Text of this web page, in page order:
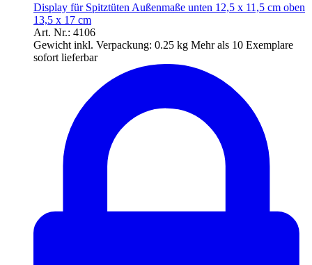
Display für Spitztüten Außenmaße unten 12,5 x 11,5 cm oben
13,5 x 17 cm
Art. Nr.: 4106
Gewicht inkl. Verpackung: 0.25 kg Mehr als 10 Exemplare
sofort lieferbar